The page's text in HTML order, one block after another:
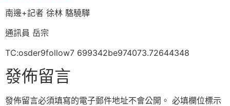
南邊+記者 徐林 駱驍驊
通訊員 岳宗
TC:osder9follow7 699342be974073.72644348
發佈留言
發佈留言必須填寫的電子郵件地址不會公開。 必填欄位標示